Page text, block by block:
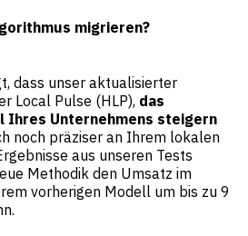
migrieren?
dass unser aktualisierter
Local Pulse (HLP), das
Ihres Unternehmens steigern
noch präziser an Ihrem lokalen
aus unseren Tests
Methodik den Umsatz im
vorherigen Modell um bis zu 9